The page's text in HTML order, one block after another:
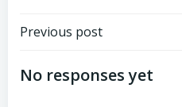
Post
navigation
Previous post
No responses yet